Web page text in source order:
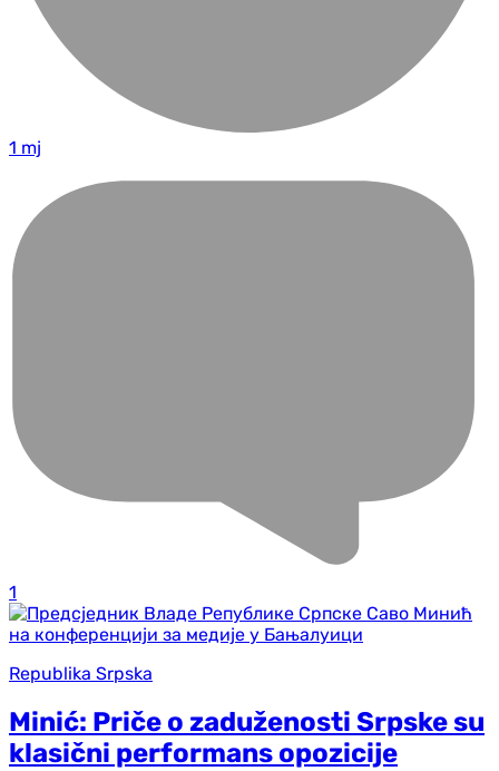
1 mj
1
Republika Srpska
Minić: Priče o zaduženosti Srpske su
klasični performans opozicije